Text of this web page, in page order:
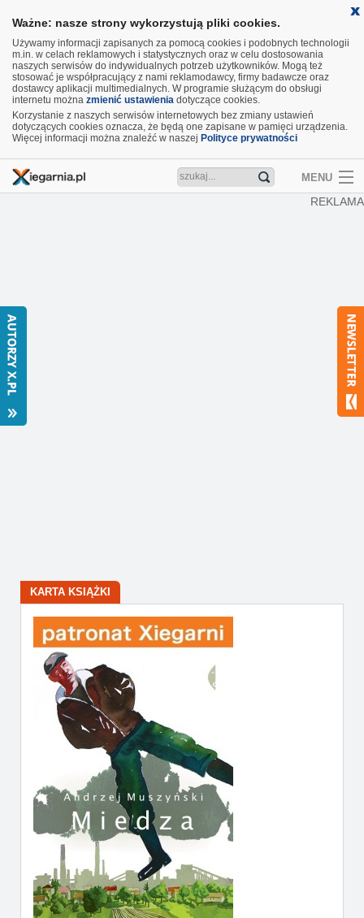
Ważne: nasze strony wykorzystują pliki cookies.
Używamy informacji zapisanych za pomocą cookies i podobnych technologii
m.in. w celach reklamowych i statystycznych oraz w celu dostosowania
naszych serwisów do indywidualnych potrzeb użytkowników. Mogą też
stosować je współpracujący z nami reklamodawcy, firmy badawcze oraz
dostawcy aplikacji multimedialnych. W programie służącym do obsługi
internetu można zmienić ustawienia dotyczące cookies.
Korzystanie z naszych serwisów internetowych bez zmiany ustawień
dotyczących cookies oznacza, że będą one zapisane w pamięci urządzenia.
Więcej informacji można znaleźć w naszej Polityce prywatności
MENU
REKLAMA
KARTA KSIĄŻKI